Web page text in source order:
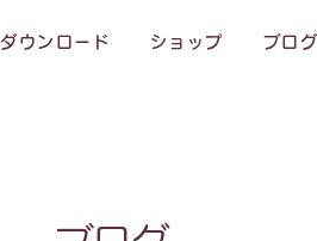
ダウンロード ショップ ブログ